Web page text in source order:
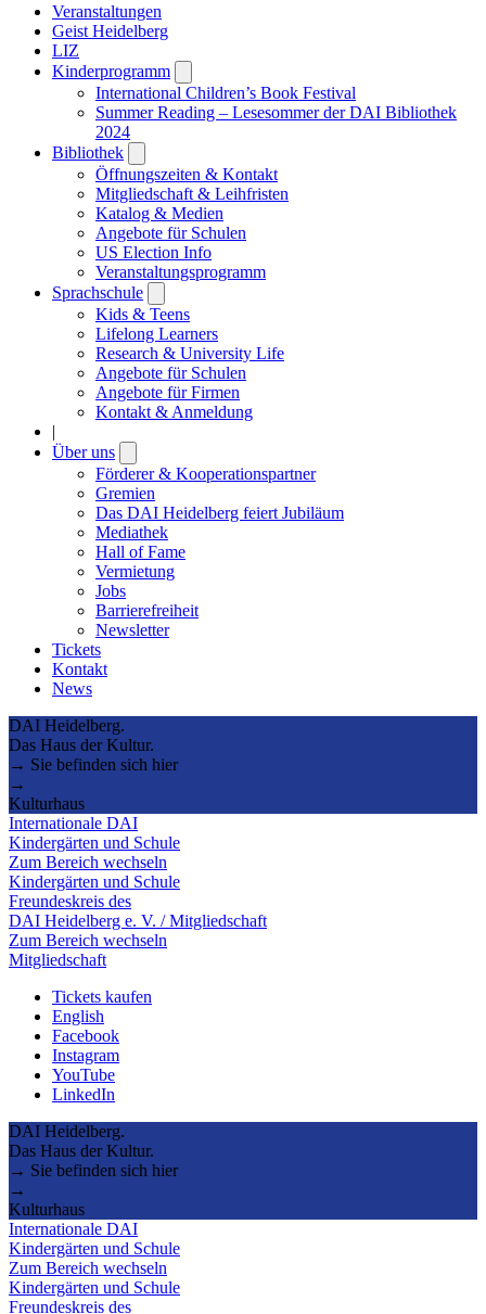
Veranstaltungen
Geist Heidelberg
LIZ
Kinderprogramm
submenu
International Children’s Book Festival
Summer Reading – Lesesommer der DAI Bibliothek
2024
Bibliothek
submenu
Öffnungszeiten & Kontakt
Mitgliedschaft & Leihfristen
Katalog & Medien
Angebote für Schulen
US Election Info
Veranstaltungsprogramm
Sprachschule
submenu
Kids & Teens
Lifelong Learners
Research & University Life
Angebote für Schulen
Angebote für Firmen
Kontakt & Anmeldung
|
Über uns
submenu
Förderer & Kooperationspartner
Gremien
Das DAI Heidelberg feiert Jubiläum
Mediathek
Hall of Fame
Vermietung
Jobs
Barrierefreiheit
Newsletter
Tickets
Kontakt
News
DAI Heidelberg.
Das Haus der Kultur.
→ Sie befinden sich hier
→
Kulturhaus
Internationale DAI
Kindergärten und Schule
Zum Bereich wechseln
Kindergärten und Schule
Freundeskreis des
DAI Heidelberg e. V. / Mitgliedschaft
Zum Bereich wechseln
Mitgliedschaft
Tickets kaufen
English
Facebook
Instagram
YouTube
LinkedIn
DAI Heidelberg.
Das Haus der Kultur.
→ Sie befinden sich hier
→
Kulturhaus
Internationale DAI
Kindergärten und Schule
Zum Bereich wechseln
Kindergärten und Schule
Freundeskreis des